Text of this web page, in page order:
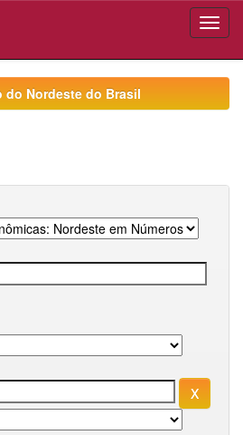
do Nordeste do Brasil